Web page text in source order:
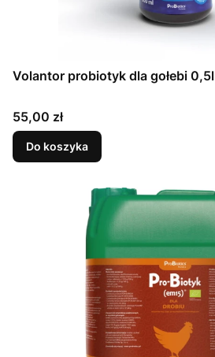
Volantor probiotyk dla gołebi 0,5l
Cena
55,00 zł
Do koszyka